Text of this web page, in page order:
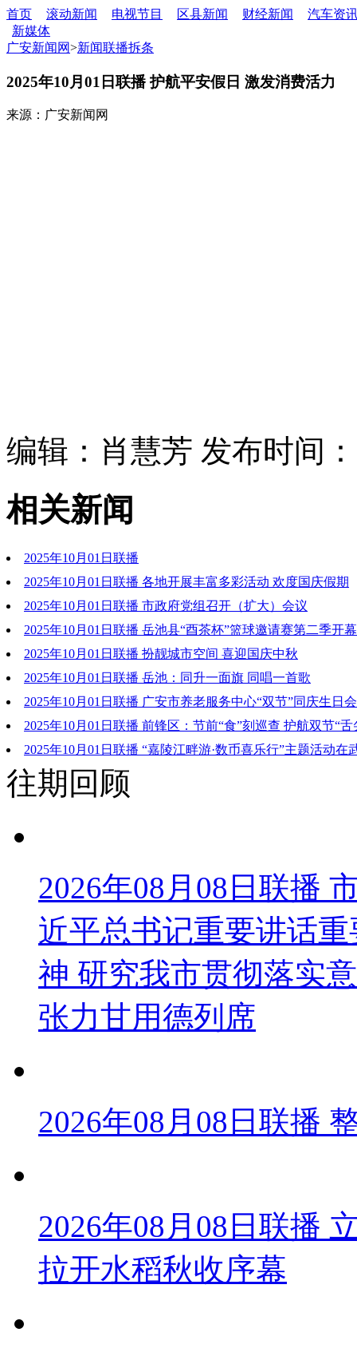
首页 滚动新闻 电视节目 区县新闻 财经新闻
汽车资
新媒体
广安新闻网>新闻联播拆条
2025年10月01日联播 护航平安假日 激发消费活力
来源：广安新闻网
编辑：肖慧芳 发布时间
相关新闻
2025年10月01日联播
2025年10月01日联播 各地开展丰富多彩活动 欢度国庆假期
2025年10月01日联播 市政府党组召开（扩大）会议
2025年10月01日联播 岳池县“酉茶杯”篮球邀请赛第二季开幕
2025年10月01日联播 扮靓城市空间 喜迎国庆中秋
2025年10月01日联播 岳池：同升一面旗 同唱一首歌
2025年10月01日联播 广安市养老服务中心“双节”同庆生日
2025年10月01日联播 前锋区：节前“食”刻巡查 护航双节“舌
2025年10月01日联播 “嘉陵江畔游·数币喜乐行”主题活动在
往期回顾
2026年08月08日联播
近平总书记重要讲话
神 研究我市贯彻落实
张力甘用德列席
2026年08月08日联播
2026年08月08日联播
拉开水稻秋收序幕